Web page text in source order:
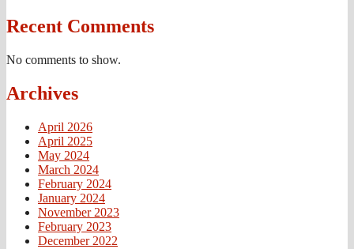
Recent Comments
No comments to show.
Archives
April 2026
April 2025
May 2024
March 2024
February 2024
January 2024
November 2023
February 2023
December 2022